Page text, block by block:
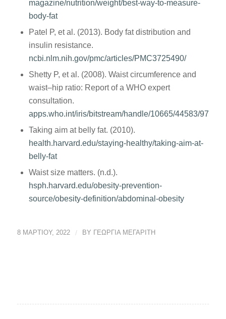
magazine/nutrition/weight/best-way-to-measure-
body-fat
Patel P, et al. (2013). Body fat distribution and
insulin resistance.
ncbi.nlm.nih.gov/pmc/articles/PMC3725490/
Shetty P, et al. (2008). Waist circumference and
waist–hip ratio: Report of a WHO expert
consultation.
apps.who.int/iris/bitstream/handle/10665/44583/
Taking aim at belly fat. (2010).
health.harvard.edu/staying-healthy/taking-aim-at-
belly-fat
Waist size matters. (n.d.).
hsph.harvard.edu/obesity-prevention-
source/obesity-definition/abdominal-obesity
8 ΜΑΡΤΊΟΥ, 2022 / BY ΓΕΩΡΓΙΑ ΜΕΓΑΡΙΤΗ